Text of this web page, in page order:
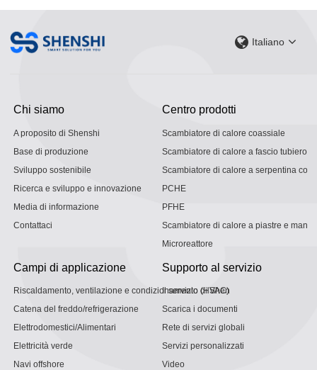
Italiano
Chi siamo
A proposito di Shenshi
Base di produzione
Sviluppo sostenibile
Ricerca e sviluppo e innovazione
Media di informazione
Contattaci
Centro prodotti
Scambiatore di calore coassiale
Scambiatore di calore a fascio tubiero
Scambiatore di calore a serpentina con
PCHE
PFHE
Scambiatore di calore a piastre e
Microreattore
Campi di applicazione
Riscaldamento, ventilazione e condizionamento (HVAC)
Catena del freddo/refrigerazione
Elettrodomestici/Alimentari
Elettricità verde
Navi offshore
Supporto al servizio
Il servizio di Shen
Scarica i documenti
Rete di servizi globali
Servizi personalizzati
Video